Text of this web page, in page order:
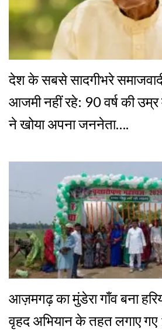
देश के सबसे सादगीभरे
आजमी नहीं रहे: 90 वर्ष की
ने खोया अपना जननेता….
आज़मगढ़ का मुंडेरा गाँव बना
वृहद अभियान के तहत लगाए